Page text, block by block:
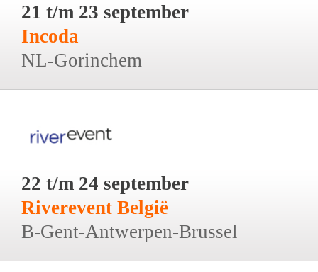
21 t/m 23 september
Incoda
NL-Gorinchem
22 t/m 24 september
Riverevent België
B-Gent-Antwerpen-Brussel